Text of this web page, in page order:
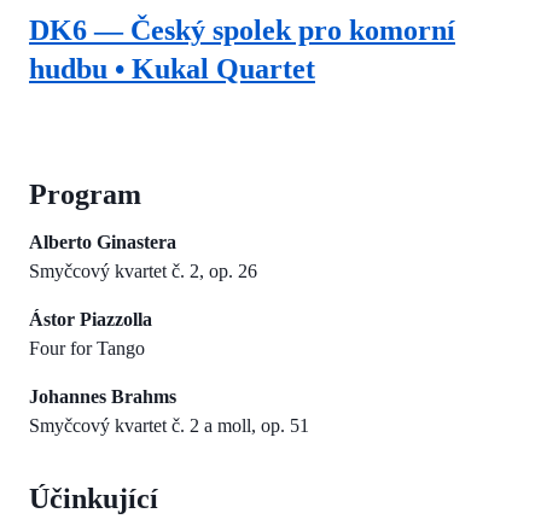
DK6 — Český spolek pro komorní
hudbu • Kukal Quartet
Program
Alberto Ginastera
Smyčcový kvartet č. 2, op. 26
Ástor Piazzolla
Four for Tango
Johannes Brahms
Smyčcový kvartet č. 2 a moll, op. 51
Účinkující